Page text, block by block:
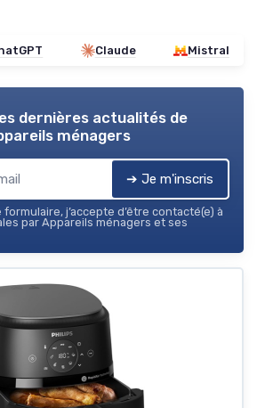
Claude Mistral
dernières actualités de
ménagers
➔ Je m'inscris
j’accepte d’être contacté(e) à
par Appareils ménagers et ses